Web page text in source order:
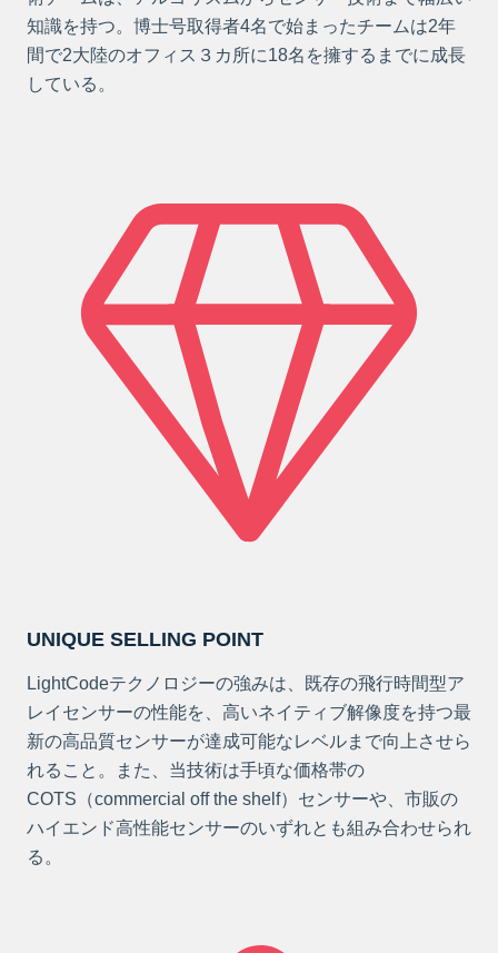
知識を持つ。博士号取得者4名で始まったチームは2年
間で2大陸のオフィス３カ所に18名を擁するまでに成長
している。
UNIQUE SELLING POINT
LightCodeテクノロジーの強みは、既存の飛行時間型ア
レイセンサーの性能を、高いネイティブ解像度を持つ最
新の高品質センサーが達成可能なレベルまで向上させら
れること。また、当技術は手頃な価格帯の
COTS（commercial off the shelf）センサーや、市販の
ハイエンド高性能センサーのいずれとも組み合わせられ
る。